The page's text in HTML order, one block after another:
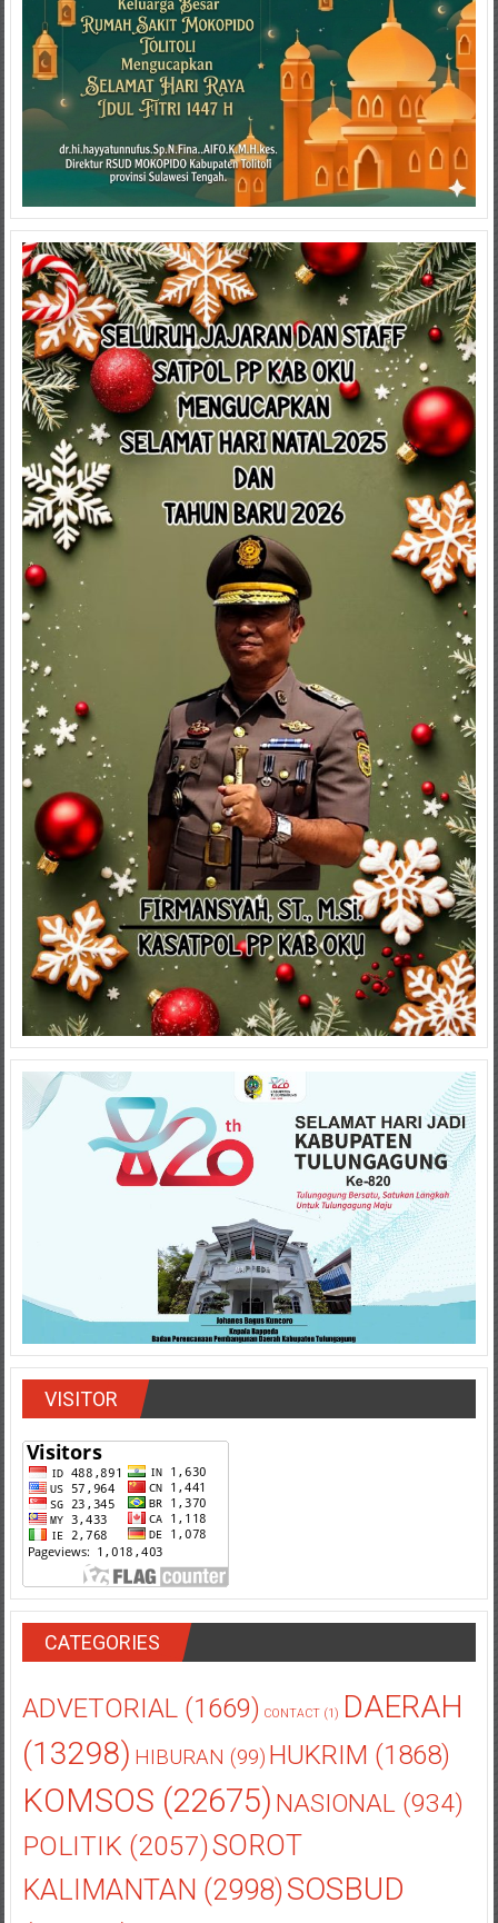
VISITOR
CATEGORIES
ADVETORIAL(1669) CONTACT(1) DAERAH
(13298) HIBURAN (99) HUKRIM (1868)
KOMSOS (22675) NASIONAL(934)
POLITIK(2057)SOROT
KALIMANTAN (2998)SOSBUD